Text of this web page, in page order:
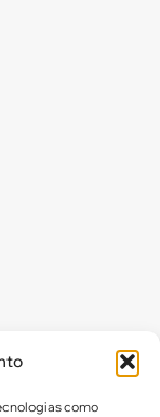
como